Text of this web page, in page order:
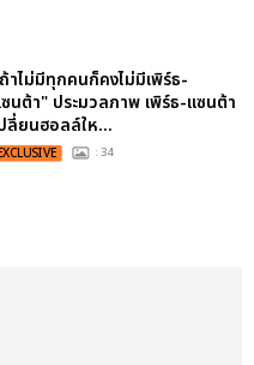
าไม่มีทุกคนก็คงไม่มีเพิร์ธ-
นต้า" ประมวลภาพ เพิร์ธ-แซนต้า
ลี่ยนฮอลล์ให...
: 34